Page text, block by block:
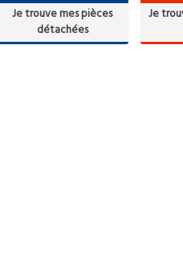
Je trouve mes pièces
détachées
Je